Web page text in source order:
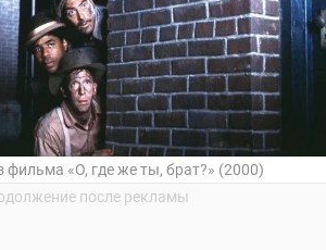
фильма «О, где же ты, брат?» (2000)